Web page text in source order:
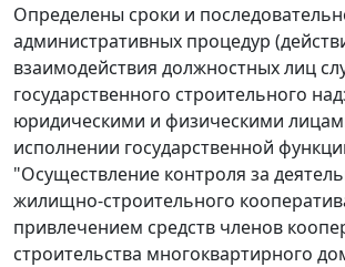
Определены сроки и
административных процедур
взаимодействия должностных лиц
государственного строительного
юридическими и физическими
исполнении государственной
"Осуществление контроля за
жилищно-строительного
привлечением средств членов
строительства многоквартирного